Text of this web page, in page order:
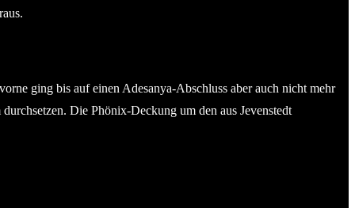
ging bis auf einen Adesanya-Abschluss aber auch nicht mehr
Die Phönix-Deckung um den aus Jevenstedt